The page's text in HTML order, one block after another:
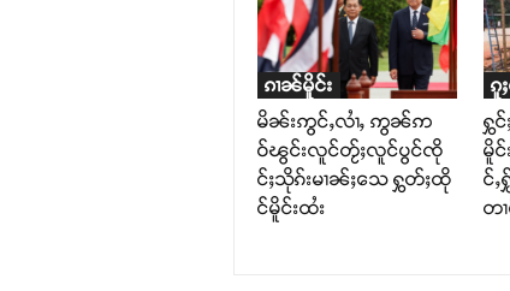
ၵၢၼ်မိူင်း
မိၼ်းဢွင်ႇလၢႆႇ ဢွၼ်ဢ
ဝ်ၽွင်းလူင်တႂ်ႈလူင်ပွင်ၸို
င်ႈသိုၵ်းမၢၼ်ႈသေ ႁွတ်ႈထို
င်မိူင်းထႆး
ၵူ
ႁွ
မိူ
င်ႇ
တၢ